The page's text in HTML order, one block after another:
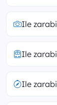
Ile
Ile
Ile